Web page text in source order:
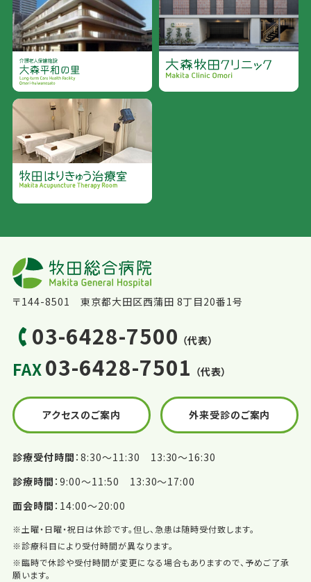
〒144-8501 東京都大田区西蒲田 8丁目20番1号
03-6428-7500 （代表）
FAX03-6428-7501 （代表）
アクセスのご案内 外来受診のご案内
診療受付時間 8:30〜11:30 13:30〜16:30
診療時間 9:00〜11:50 13:30〜17:00
面会時間 14:00〜20:00
※土曜・日曜・祝日は休診です。但し、急患は随時受付致します。
※診療科目により受付時間が異なります。
※臨時で休診や受付時間が変更になる場合もありますので、予めご了承
願います。